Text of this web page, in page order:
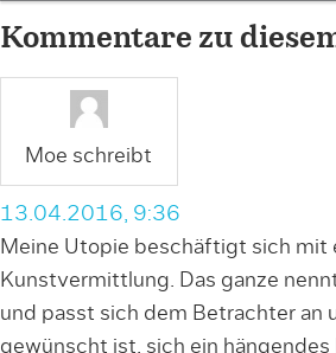
Kommentare zu
Moe schreibt
13.04.2016, 9:36
Meine Utopie beschäftigt sich mit
Kunstvermittlung. Das ganze
und passt sich dem Betrachter an
gewünscht ist, sich ein hängendes